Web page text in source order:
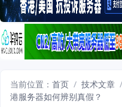
当前位置： 首页 / 技术文章 /
港服务器如何辨别真假？